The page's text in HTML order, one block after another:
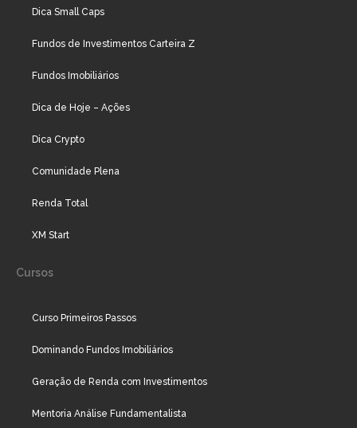
Dica Small Caps
Fundos de Investimentos Carteira Z
Fundos Imobiliários
Dica de Hoje – Ações
Dica Crypto
Comunidade Plena
Renda Total
XM Start
Cursos
Curso Primeiros Passos
Dominando Fundos Imobiliários
Geração de Renda com Investimentos
Mentoria Análise Fundamentalista